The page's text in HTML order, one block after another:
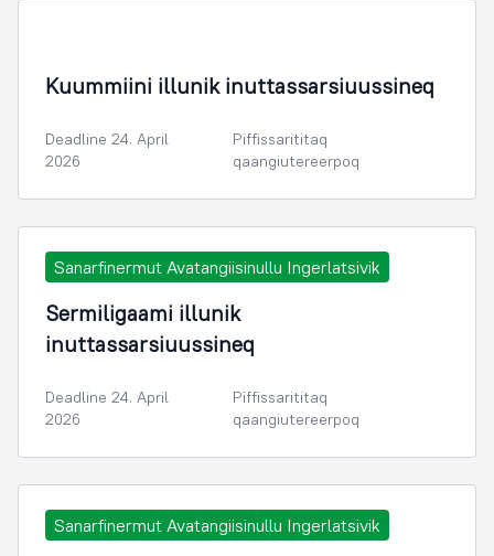
Kuummiini illunik inuttassarsiuussineq
Deadline 24. April
2026
Piffissarititaq
qaangiutereerpoq
Sanarfinermut Avatangiisinullu Ingerlatsivik
Sermiligaami illunik
inuttassarsiuussineq
Deadline 24. April
2026
Piffissarititaq
qaangiutereerpoq
Sanarfinermut Avatangiisinullu Ingerlatsivik